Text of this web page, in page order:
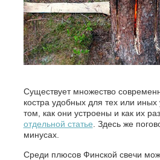
Существует множество
костра удобных для тех или
том, как они устроены и как их
отдельной статье . Здесь же
минусах.
Среди плюсов Финской свечи